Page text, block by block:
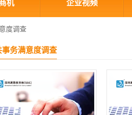
机 企业视频
度调查
事务满意度调查